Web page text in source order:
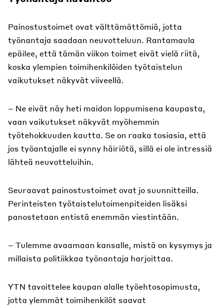
Painostustoimet ovat välttämättömiä, jotta
työnantaja saadaan neuvotteluun. Rantamaula
epäilee, että tämän viikon toimet eivät vielä riitä,
koska ylempien toimihenkilöiden työtaistelun
vaikutukset näkyvät viiveellä.
– Ne eivät näy heti maidon loppumisena kaupasta,
vaan vaikutukset näkyvät myöhemmin
työtehokkuuden kautta. Se on raaka tosiasia, että
jos työantajalle ei synny häiriötä, sillä ei ole intressiä
lähteä neuvotteluihin.
Seuraavat painostustoimet ovat jo suunnitteilla.
Perinteisten työtaistelutoimenpiteiden lisäksi
panostetaan entistä enemmän viestintään.
– Tulemme avaamaan kansalle, mistä on kysymys ja
millaista politiikkaa työnantaja harjoittaa.
YTN tavoittelee kaupan alalle työehtosopimusta,
jotta ylemmät toimihenkilöt saavat